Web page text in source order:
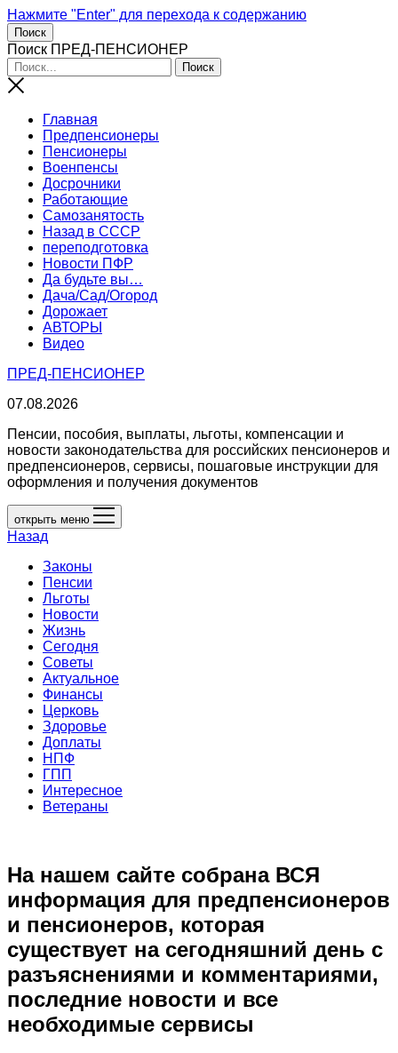
Нажмите "Enter" для перехода к содержанию
Поиск
Поиск ПРЕД-ПЕНСИОНЕР
Главная
Предпенсионеры
Пенсионеры
Военпенсы
Досрочники
Работающие
Самозанятость
Назад в СССР
переподготовка
Новости ПФР
Да будьте вы…
Дача/Сад/Огород
Дорожает
АВТОРЫ
Видео
ПРЕД-ПЕНСИОНЕР
07.08.2026
Пенсии, пособия, выплаты, льготы, компенсации и
новости законодательства для российских пенсионеров и
предпенсионеров, сервисы, пошаговые инструкции для
оформления и получения документов
открыть меню
Назад
Законы
Пенсии
Льготы
Новости
Жизнь
Сегодня
Советы
Актуальное
Финансы
Церковь
Здоровье
Доплаты
НПФ
ГПП
Интересное
Ветераны
На нашем сайте собрана ВСЯ
информация для предпенсионеров
и пенсионеров, которая
существует на сегодняшний день с
разъяснениями и комментариями,
последние новости и все
необходимые сервисы